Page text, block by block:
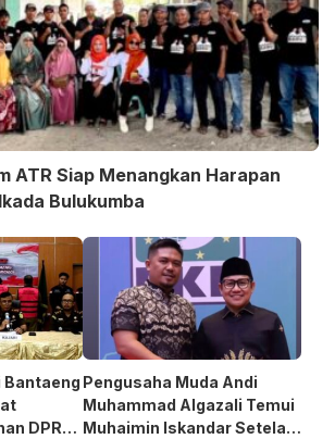
ATR Siap Menangkan Harapan
Bulukumba
Bantaeng
DPRD
Pengusaha Muda Andi
Muhammad Algazali Temui
Muhaimin Iskandar Setela